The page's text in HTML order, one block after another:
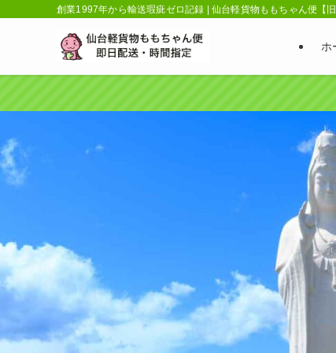
創業1997年から輸送瑕疵ゼロ記録 | 仙台軽貨物ももちゃん便【
ホ